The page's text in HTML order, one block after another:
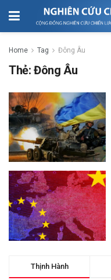
Home Tag Đông Âu
Thẻ:Đông Âu
Thịnh Hành